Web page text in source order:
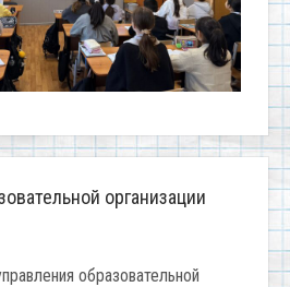
организации
образовательной